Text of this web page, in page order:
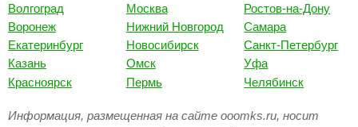
Волгоград
Воронеж
Екатеринбург
Казань
Красноярск
Москва
Нижний Новгород
Новосибирск
Омск
Пермь
Ростов-на-Дону
Самара
Санкт-Петербург
Уфа
Челябинск
Информация, размещенная на сайте ooomks.ru, носит